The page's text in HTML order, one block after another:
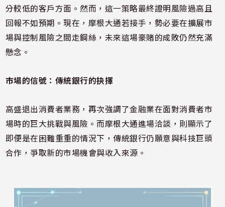
分較低的客戶方面。然而，這一策略最終證明風險過高且
回報不如預期。現在，摩根大通若接手，勢必要在擴展市
場與控制風險之間走鋼絲，未來這場豪賭的成敗仍然充滿
懸念。
市場的信號：傳統銀行的抉擇
高盛退出消費者業務，再次強調了金融業在面對消費者市
場時的巨大挑戰與風險。而摩根大通進場洽談，則顯示了
即便是在困難重重的情況下，傳統銀行仍願意與科技巨頭
合作，爭取新的市場機會與收入來源。